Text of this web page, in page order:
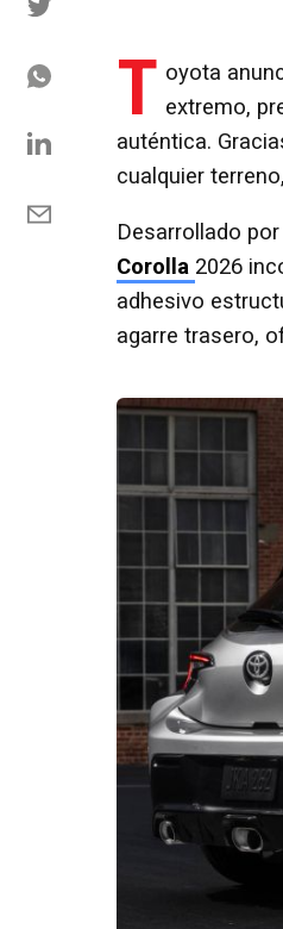
T oyota
extremo,
auténtica.
cualquier
Desarrollado
Corolla 2026
adhesivo
agarre trasero,